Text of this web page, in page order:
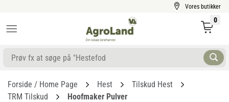
Vores butikker
0
Forside / Home Page Hest
Tilskud Hest
TRM Tilskud
Hoofmaker Pulver